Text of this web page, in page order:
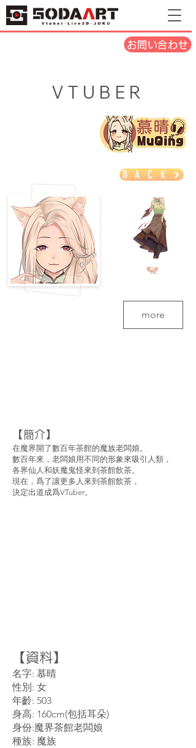
お問い合わせ
VTUBER
BACK
more
【簡介】
在魔界開了數百年茶館的魔族老闆娘。
數百年來，老闆娘用不同的形象來吸引人類，
各界仙人和妖魔鬼怪來到茶館飲茶。
現在，爲了讓更多人來到茶館飲茶，
決定出道成爲VTuber。
【資料】
名字: 慕晴
性別: 女
年齡: 503
身高: 160cm(包括耳朵)
身份:魔界茶館老闆娘
種族: 魔族